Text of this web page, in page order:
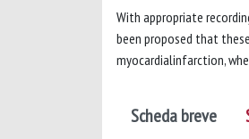
With appropriate
been proposed that
myocardialinfarction,
Scheda breve